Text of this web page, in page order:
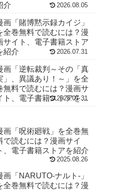
介
2026.08.05
画「賭博黙示録カイジ」
全巻無料で読むには？漫
サイト、電子書籍ストア
紹介
2026.07.31
画「逆転裁判～その「真
」、異議あり！～」を全
無料で読むには？漫画サ
ト、電子書籍ストアを紹
2026.07.31
画「呪術廻戦」を全巻無
で読むには？漫画サイ
、電子書籍ストアを紹介
2025.08.26
画「NARUTO-ナルト-」
全巻無料で読むには？漫